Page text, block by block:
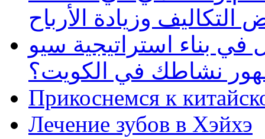
وزيادة الأرباح
بناء استراتيجية سيو
نشاطك في الكويت؟
Прикоснемся к
Лечение зубов в Хэйхэ